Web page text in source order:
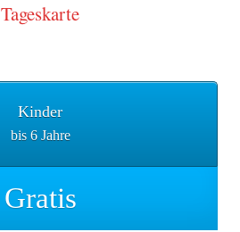
Tageskarte
Kinder
bis 6 Jahre
Gratis